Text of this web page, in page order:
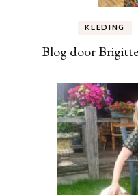
KLEDING
Blog door